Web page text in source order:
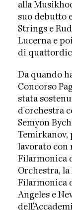
alla
suo debutto
Strings e
Lucerna e
di
Da quando
Concorso
stata
d'orchestra
Semyon
Temirkanov,
lavorato con
Filarmonica
Orchestra,
Filarmonica
Angeles e